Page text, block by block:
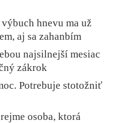
hnevu ma už
aj sa zahanbím
najsilnejší mesiac
zákrok
Potrebuje stotožniť
osoba, ktorá